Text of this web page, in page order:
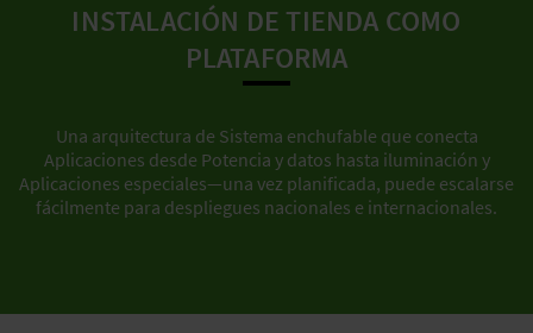
INSTALACIÓN DE TIENDA COMO
PLATAFORMA
Una arquitectura de Sistema enchufable que conecta
Aplicaciones desde Potencia y datos hasta iluminación y
Aplicaciones especiales—una vez planificada, puede escalarse
fácilmente para despliegues nacionales e internacionales.